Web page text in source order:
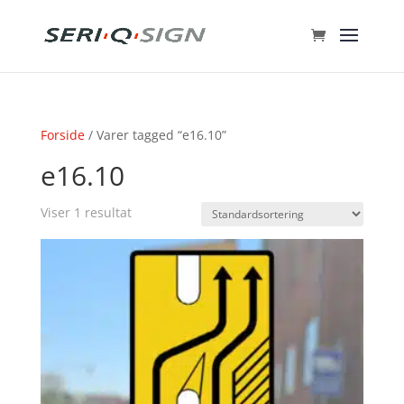
Forside/ Varer tagged “e16.10”
e16.10
Viser 1 resultat